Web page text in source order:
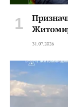
31.07.2026